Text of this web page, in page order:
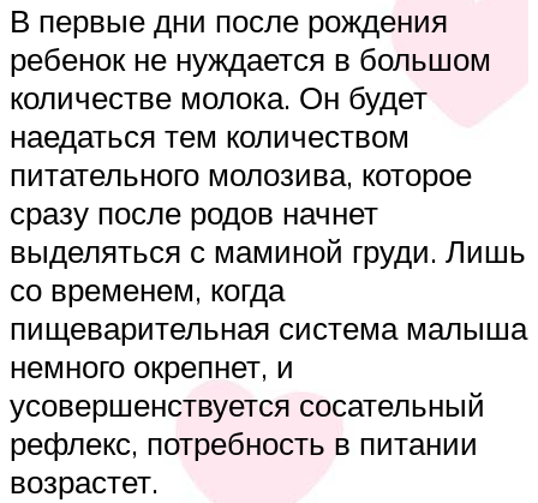
В первые дни после рождения
ребенок не нуждается в большом
количестве молока. Он будет
наедаться тем количеством
питательного молозива, которое
сразу после родов начнет
выделяться с маминой груди. Лишь
со временем, когда
пищеварительная система малыша
немного окрепнет, и
усовершенствуется сосательный
рефлекс, потребность в питании
возрастет.